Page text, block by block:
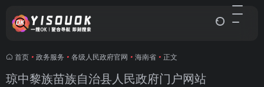
首页 • 政务服务 • 各级人民政府官网 • 海南省 • 正文
琼中黎族苗族自治县人民政府门户网站